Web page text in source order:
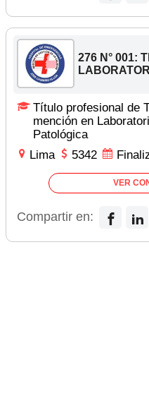
276 N° 001:
Título profesional de
mención en
Patológica
Lima
5342
VER
Compartir en: